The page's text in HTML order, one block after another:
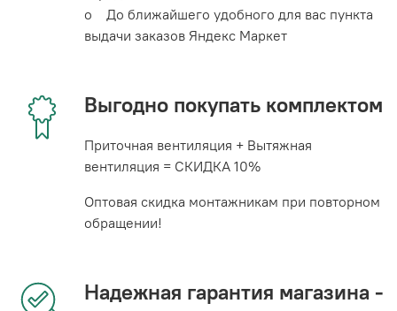
o До ближайшего удобного для вас пункта
выдачи заказов Яндекс Маркет
Выгодно покупать комплектом
Приточная вентиляция + Вытяжная
вентиляция = СКИДКА 10%
Оптовая скидка монтажникам при повторном
обращении!
Надежная гарантия магазина -